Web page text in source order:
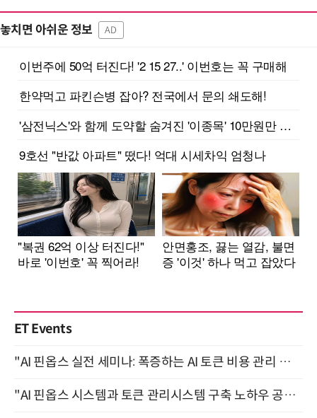
놓치면 아쉬운 정보 AD
ET Events
"AI 핀옵스 실전 세미나: 폭증하는 AI 토큰 비용 관리 전략" 8월 21일 개최
"AI 핀옵스 시스템과 토큰 관리시스템 구축 노하우 공개" 잠실 한국광고문화회관 2층 대회의실 (8/21)